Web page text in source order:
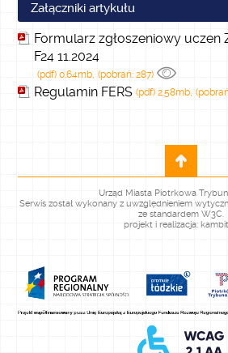
Załączniki artykułu
Formularz zgłoszeniowy uczen
F24 11.2024
(pdf) 0.64mb, (pobrań: 287)
Regulamin FERS (pdf) 2.58mb,
Urząd Miasta Piotrkowa
Serwis został wykonany z uwzględnieniem
ze standardem W3C.
projekt i realizacja: